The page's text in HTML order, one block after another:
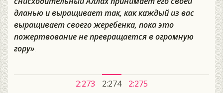
дланью и выращивает так, как каждый из вас
выращивает своего жеребенка, пока это
пожертвование не превращается в огромную
гору».
2:273 2:274 2:275